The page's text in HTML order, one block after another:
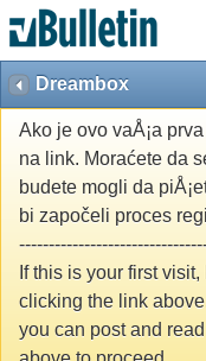
Dreambox
Ako je ovo vaÅ¡a
na link. Moraćete da
budete mogli da
bi započeli proces
If this is your first
clicking the link
you can post and